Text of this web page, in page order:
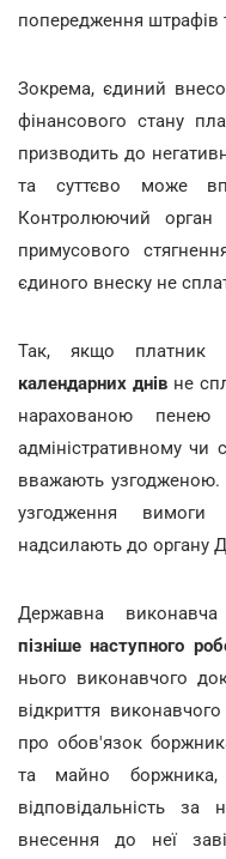
попередження штрафів
Зокрема, єдиний
фінансового стану
призводить до
та суттєво може
Контролюючий
примусового
єдиного внеску не
Так, якщо платник
календарних днів не
нарахованою
адміністративному чи
вважають
узгодження
надсилають до органу
Державна
пізніше наступного
нього виконавчого
відкриття
про обов'язок
та майно
відповідальність за
внесення до неї